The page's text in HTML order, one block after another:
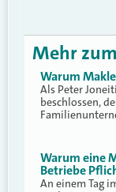
Mehr
Warum
Als Peter
beschlossen,
Warum eine
Betriebe
An einem Tag